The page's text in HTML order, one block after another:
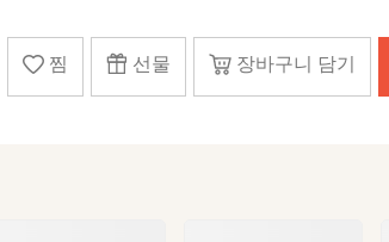
찜 선물 장바구니 담기